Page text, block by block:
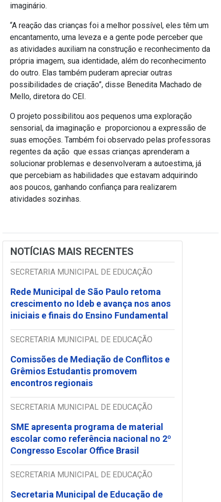
imaginário.
“A reação das crianças foi a melhor possível, eles têm um
encantamento, uma leveza e a gente pode perceber que
as atividades auxiliam na construção e reconhecimento da
própria imagem, sua identidade, além do reconhecimento
do outro. Elas também puderam apreciar outras
possibilidades de criação”, disse Benedita Machado de
Mello, diretora do CEI.
O projeto possibilitou aos pequenos uma exploração
sensorial, da imaginação e proporcionou a expressão de
suas emoções. Também foi observado pelas professoras
regentes da ação que essas crianças aprenderam a
solucionar problemas e desenvolveram a autoestima, já
que percebiam as habilidades que estavam adquirindo
aos poucos, ganhando confiança para realizarem
atividades sozinhas.
NOTÍCIAS MAIS RECENTES
SECRETARIA MUNICIPAL DE EDUCAÇÃO
Rede Municipal de São Paulo retoma
crescimento no Ideb e avança nos anos
iniciais e finais do Ensino Fundamental
SECRETARIA MUNICIPAL DE EDUCAÇÃO
Comissões de Mediação de Conflitos e
Grêmios Estudantis promovem
encontros regionais
SECRETARIA MUNICIPAL DE EDUCAÇÃO
SME apresenta programa de material
escolar como referência nacional no 2º
Congresso Escolar Office Brasil
SECRETARIA MUNICIPAL DE EDUCAÇÃO
Secretaria Municipal de Educação de